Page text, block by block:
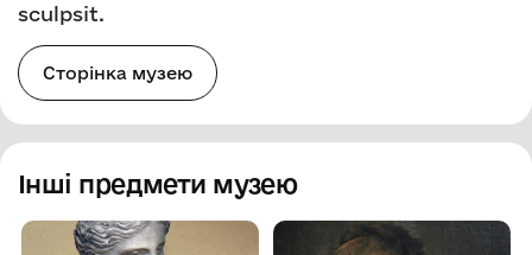
sculpsit.
Сторінка музею
Інші предмети музею